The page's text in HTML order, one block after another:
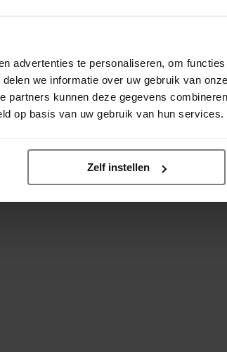
advertenties te personaliseren, om
we informatie over uw gebruik van
partners kunnen deze gegevens
op basis van uw gebruik van hun services.
Zelf instellen